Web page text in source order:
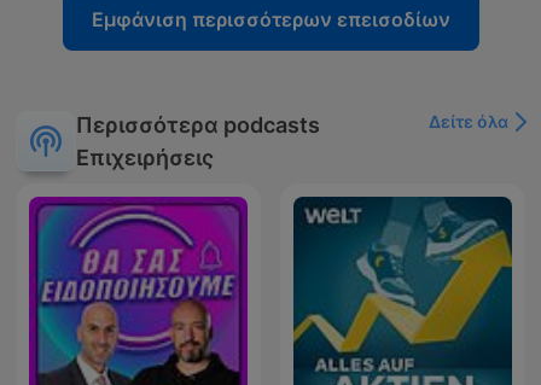
Εμφάνιση περισσότερων επεισοδίων
Περισσότερα podcasts
Επιχειρήσεις
Δείτε όλα